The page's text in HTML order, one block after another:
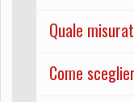
Quale
Come